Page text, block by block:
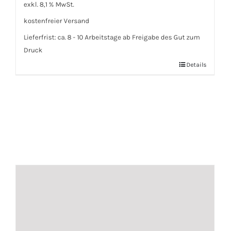
exkl. 8,1 % MwSt.
kostenfreier Versand
Lieferfrist: ca. 8 - 10 Arbeitstage ab Freigabe des Gut zum
Druck
Details